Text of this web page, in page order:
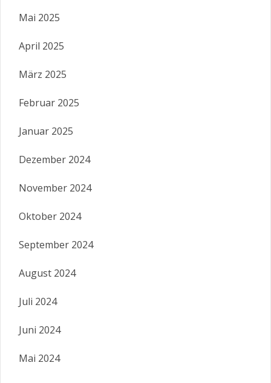
Mai 2025
April 2025
März 2025
Februar 2025
Januar 2025
Dezember 2024
November 2024
Oktober 2024
September 2024
August 2024
Juli 2024
Juni 2024
Mai 2024